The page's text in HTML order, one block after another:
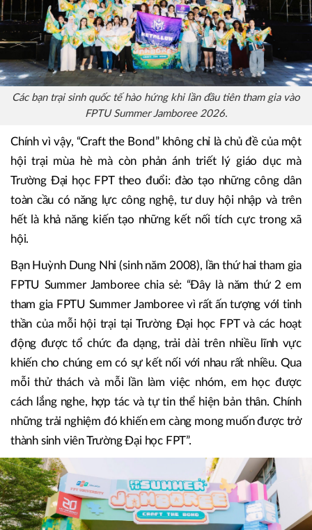
Các bạn trại sinh quốc tế hào hứng khi lần đầu tiên tham gia vào
FPTU Summer Jamboree 2026.
Chính vì vậy, “Craft the Bond” không chỉ là chủ đề của một
Trường Đại học FPT theo đuổi: đào tạo những công dân
toàn cầu có năng lực công nghệ, tư duy hội nhập và trên
hết là khả năng kiến tạo những kết nối tích cực trong xã
Bạn Huỳnh Dung Nhi (sinh năm 2008), lần thứ hai tham gia
FPTU Summer Jamboree chia sẻ: “Đây là năm thứ 2 em
tham gia FPTU Summer Jamboree vì rất ấn tượng với tinh
thần của mỗi hội trại tại Trường Đại học FPT và các hoạt
động được tổ chức đa dạng, trải dài trên nhiều lĩnh vực
khiến cho chúng em có sự kết nối với nhau rất nhiều. Qua
mỗi thử thách và mỗi lần làm việc nhóm, em học được
cách lắng nghe, hợp tác và tự tin thể hiện bản thân. Chính
những trải nghiệm đó khiến em càng mong muốn được trở